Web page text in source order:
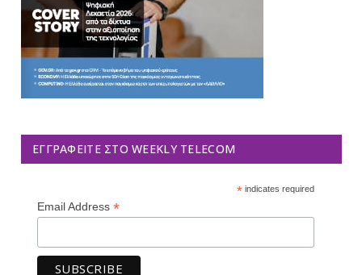
ΕΓΓΡΑΦΕΊΤΕ ΣΤΟ WEEKLY TELECOM
*indicates required
Email Address *